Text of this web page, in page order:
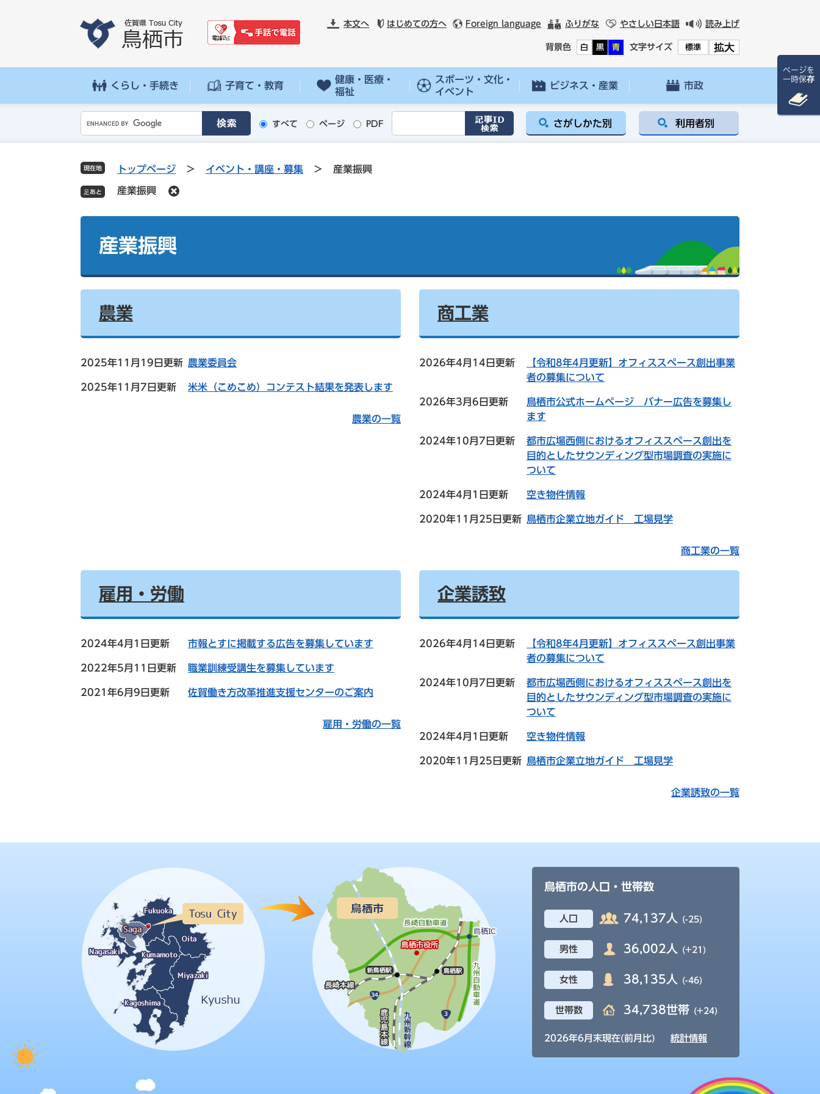
先
を
本文へ はじめての方へ Foreign language ふりがな やさしい日本語 読み上げ
背景色 白 黒 青 文字サイズ 標準 拡大
くらし・手続き 子育て・教育
健康・医療・
福祉
スポーツ・文化・
イベント
ビジネス・産業 市政
o
g
l
e
ス
索
すべて ページ PDF さがしかた別 利用者別
現在地 トップページ > イベント・講座・募集 > 産業振興
産業振興
産業振興
農業
2025年11月19日更新 農業委員会
2025年11月7日更新 米米（こめこめ）コンテスト結果を発表します
農業の一覧
商工業
2026年4月14日更新
【令和8年4月更新】オフィススペース創出事業
者の募集について
2026年3月6日更新
鳥栖市公式ホームページ バナー広告を募集し
ます
2024年10月7日更新
都市広場西側におけるオフィススペース創出を
目的としたサウンディング型市場調査の実施に
ついて
2024年4月1日更新 空き物件情報
2020年11月25日更新 鳥栖市企業立地ガイド 工場見学
商工業の一覧
雇用・労働
2024年4月1日更新 市報とすに掲載する広告を募集しています
2022年5月11日更新 職業訓練受講生を募集しています
2021年6月9日更新 佐賀働き方改革推進支援センターのご案内
雇用・労働の一覧
企業誘致
2026年4月14日更新
【令和8年4月更新】オフィススペース創出事業
者の募集について
2024年10月7日更新
都市広場西側におけるオフィススペース創出を
目的としたサウンディング型市場調査の実施に
ついて
2024年4月1日更新 空き物件情報
2020年11月25日更新 鳥栖市企業立地ガイド 工場見学
企業誘致の一覧
鳥栖市の人口・世帯数
人口 74,137人 (-25)
男性 36,002人 (+21)
女性 38,135人 (-46)
世帯数 34,738世帯 (+24)
2026年6月末現在(前月比) 統計情報
ページを
一時保存